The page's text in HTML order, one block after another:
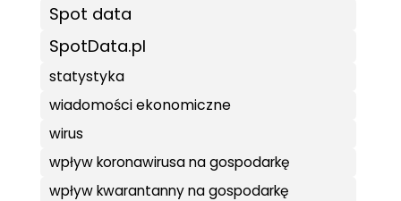
Spot data
SpotData.pl
statystyka
wiadomości ekonomiczne
wirus
wpływ koronawirusa na gospodarkę
wpływ kwarantanny na gospodarkę